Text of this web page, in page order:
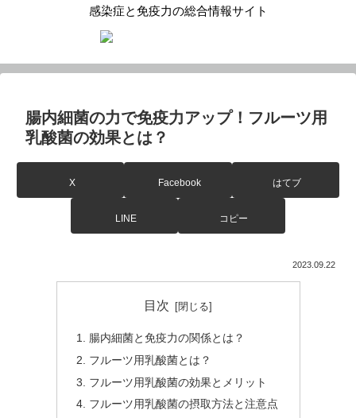
感染症と免疫力の総合情報サイト
腸内細菌の力で免疫力アップ！フルーツ用
乳酸菌の効果とは？
X Facebook はてブ
LINE コピー
2023.09.22
目次
腸内細菌と免疫力の関係とは？
フルーツ用乳酸菌とは？
フルーツ用乳酸菌の効果とメリット
フルーツ用乳酸菌の摂取方法と注意点